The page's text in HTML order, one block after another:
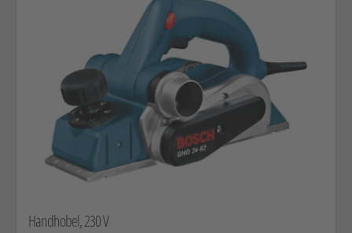
Handhobel, 230 V